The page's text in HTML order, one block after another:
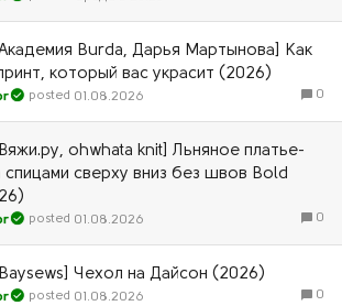
Burda, Дарья Мартынова] Как
который вас украсит (2026)
0
01.08.2026
ohwhata knit] Льняное платье-
сверху вниз без швов Bold
0
01.08.2026
Чехол на Дайсон (2026)
0
01.08.2026